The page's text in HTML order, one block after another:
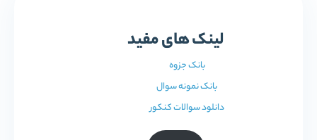
لینک های مفید
بانک جزوه
بانک نمونه سوال
دانلود سوالات کنکور